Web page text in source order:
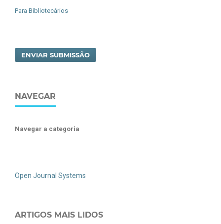
Para Bibliotecários
ENVIAR SUBMISSÃO
NAVEGAR
Navegar a categoria
Open Journal Systems
ARTIGOS MAIS LIDOS